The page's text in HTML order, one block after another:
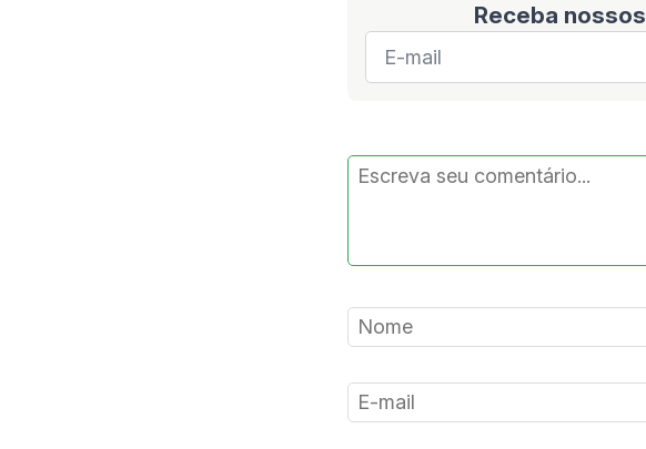
Receba nossos
E-
mail